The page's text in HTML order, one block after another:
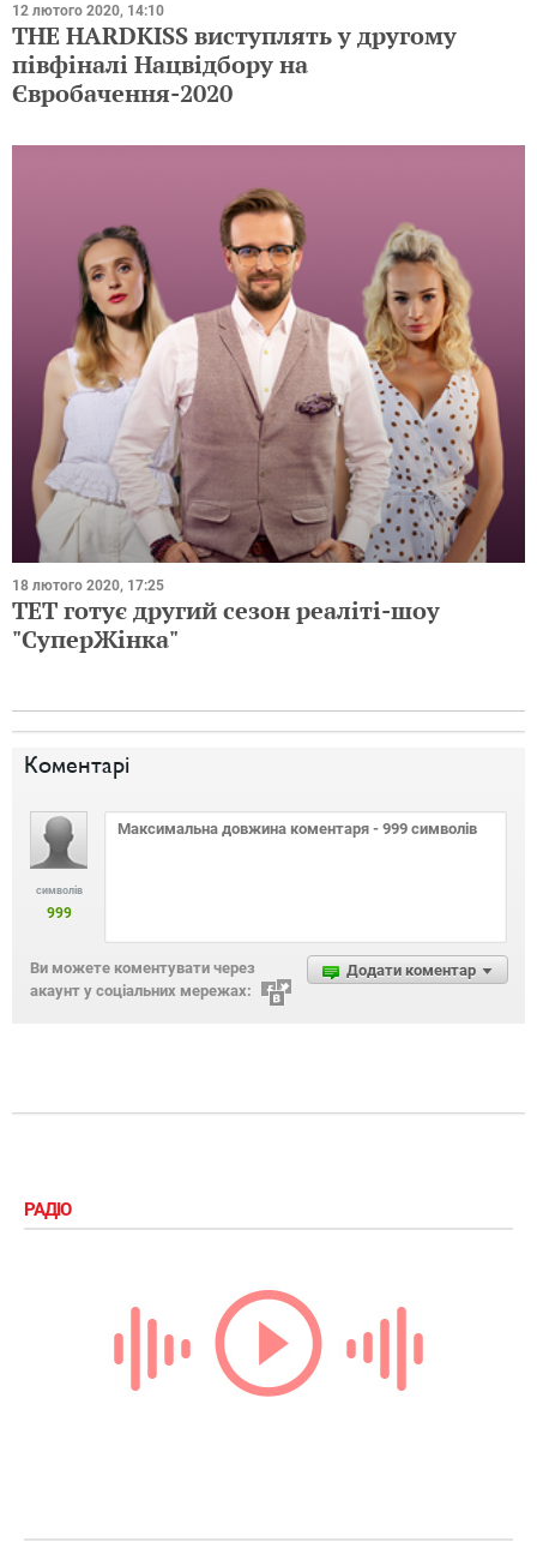
12 лютого 2020, 14:10
THE HARDKISS виступлять у другому
півфіналі Нацвідбору на
Євробачення-2020
18 лютого 2020, 17:25
ТЕТ готує другий сезон реаліті-шоу
"СуперЖінка"
Коментарі
символів
999
Додати коментар
Ви можете коментувати через
акаунт у соціальних мережах:
РАДІО